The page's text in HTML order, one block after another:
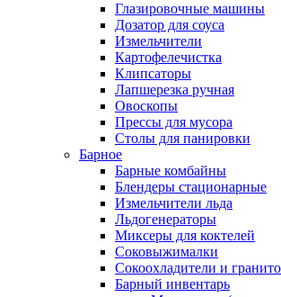
Глазировочные машины
Дозатор для соуса
Измельчители
Картофелечистка
Клипсаторы
Лапшерезка ручная
Овоскопы
Прессы для мусора
Столы для панировки
Барное
Барные комбайны
Блендеры стационарные
Измельчители льда
Льдогенераторы
Миксеры для коктелей
Соковыжималки
Сокоохладители и
Барный инвентарь